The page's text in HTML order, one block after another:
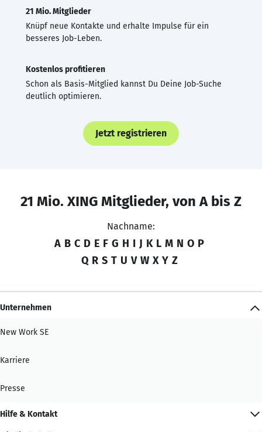
21 Mio. Mitglieder
Knüpf neue Kontakte und erhalte Impulse für ein
besseres Job-Leben.
Kostenlos profitieren
Schon als Basis-Mitglied kannst Du Deine Job-Suche
deutlich optimieren.
Jetzt registrieren
21 Mio. XING Mitglieder, von A bis Z
Nachname:
A B C D E F G H I J K L M N O P
Q R S T U V W X Y Z
Unternehmen
New Work SE
Karriere
Presse
Hilfe & Kontakt